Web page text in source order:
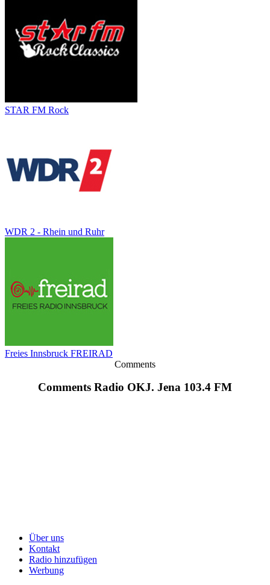
STAR FM Rock
WDR 2 - Rhein und Ruhr
Freies Innsbruck FREIRAD
Comments
Comments Radio OKJ. Jena 103.4 FM
Über uns
Kontakt
Radio hinzufügen
Werbung